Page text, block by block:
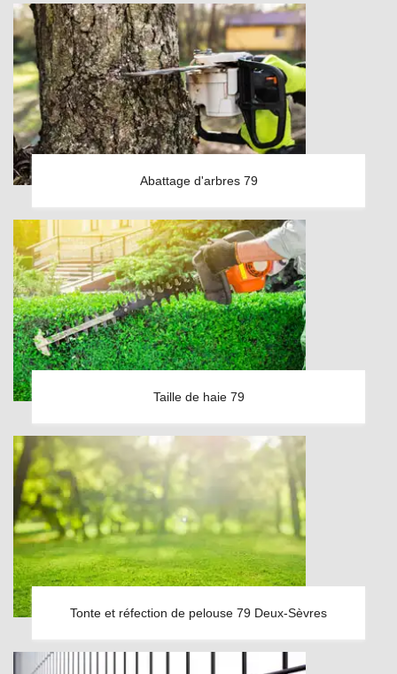
Abattage d'arbres 79
Taille de haie 79
Tonte et réfection de pelouse 79 Deux-Sèvres